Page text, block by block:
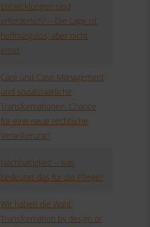
Entwicklungen sind
erforderlich? – Die Lage ist
hoffnungslos, aber nicht
ernst
Care und Case Management
und sozialstaatliche
Transformationen. Chance
für eine neue rechtliche
Verankerung?
Nachhaltigkeit – was
bedeutet das für die Pflege?
Wir haben die Wahl:
Transformation by design or